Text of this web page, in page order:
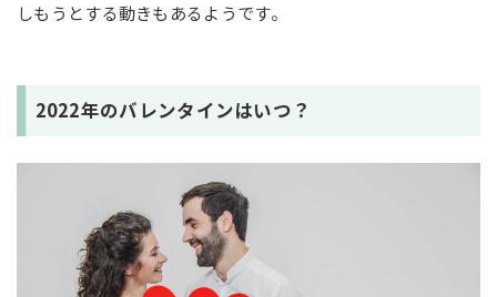
しもうとする動きもあるようです。
2022年のバレンタインはいつ？